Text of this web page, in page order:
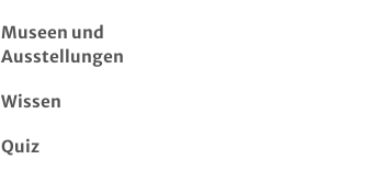
Museen und
Ausstellungen
Wissen
Quiz